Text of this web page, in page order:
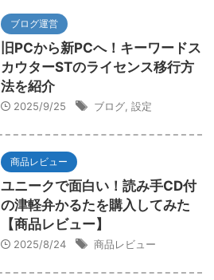
ブログ運営
旧PCから新PCへ！キーワードス
カウターSTのライセンス移行方
法を紹介
2025/9/25 ブログ 設定
商品レビュー
ユニークで面白い！読み手CD付
の津軽弁かるたを購入してみた
【商品レビュー】
2025/8/24 商品レビュー